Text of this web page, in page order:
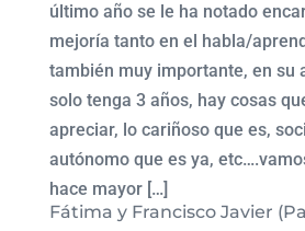
último año se le ha notado
mejoría tanto en el habla/
también muy importante, en su
solo tenga 3 años, hay cosas
apreciar, lo cariñoso que es,
autónomo que es ya,
hace mayor […]
Fátima y Francisco Javier